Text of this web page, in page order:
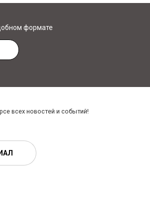
формате
всех новостей и событий!